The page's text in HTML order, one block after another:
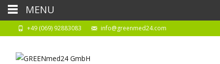
+49 (069) 92883083 info@greenmed24.com
MENU